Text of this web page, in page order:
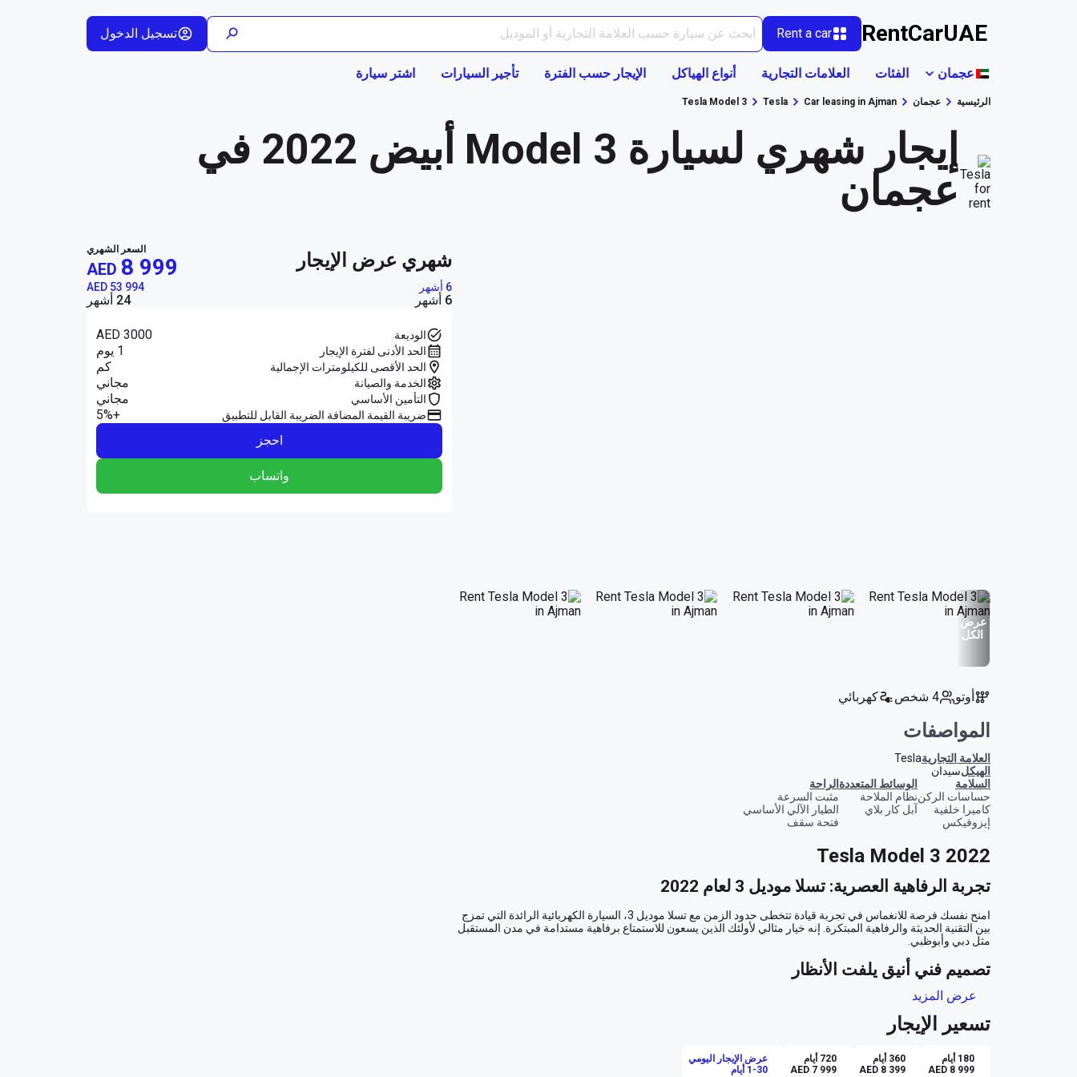
RentCarUAE
Rent a car تسجيل الدخول
عجمان الفئات العلامات التجارية أنواع الهياكل الإيجار حسب الفترة تأجير السيارات اشتر سيارة
الرئيسية عجمان Car leasing in Ajman
Tesla
Tesla Model 3
إيجار شهري لسيارة Model 3 أبيض 2022 في
عجمان
عرض
الكل
أوتو 4 شخص كهربائي
المواصفات
العلامة التجاريةTesla
الهيكلسيدان
السلامة
حساسات الركن
كاميرا خلفية
إيزوفيكس
الوسائط المتعددة
نظام الملاحة
آبل كار بلاي
الراحة
مثبت السرعة
الطيار الآلي الأساسي
فتحة سقف
Tesla Model 3 2022
تجربة الرفاهية العصرية: تسلا موديل 3 لعام 2022
تصميم فني أنيق يلفت الأنظار
رفاهية غير مسبوقة داخل المقصورة
عرض المزيد
تسعير الإيجار
180 أيام
AED 8 999
360 أيام
AED 8 399
720 أيام
AED 7 999
عرض الإيجار اليومي
1-30 أيام
شهري عرض الإيجار السعر الشهري
AED 8 999
6 أشهر AED 53 994
6 أشهر 24 أشهر
الوديعة AED 3000
الحد الأدنى لفترة الإيجار 1 يوم
الحد الأقصى للكيلومترات الإجمالية كم
الخدمة والصيانة مجاني
التأمين الأساسي مجاني
ضريبة القيمة المضافة الضريبة القابل للتطبيق
+5%
احجز
واتساب